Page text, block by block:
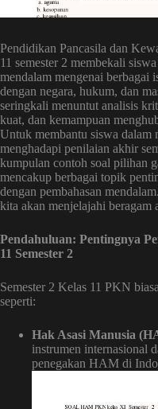
Pendidikan Pancasila dan
11 semester 2 membekali
mendalam mengenai berbagai
dengan negara, hukum, dan
seringkali menuntut analisis
kuat, dan kemampuan
Untuk membantu siswa dalam
menghadapi penilaian akhir
kumpulan contoh soal pilihan
mencakup berbagai topik
dengan pembahasan
kita akan menjelajahi beragam
Pendahuluan: Pentingnya
11 Semester 2
Semester 2 Kelas 11 PKN
seperti:
Hak Asasi Manusia
instrumen internasional
penegakan HAM di